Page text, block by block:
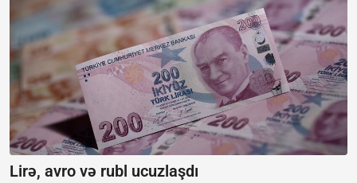
Lirə, avro və rubl ucuzlaşdı